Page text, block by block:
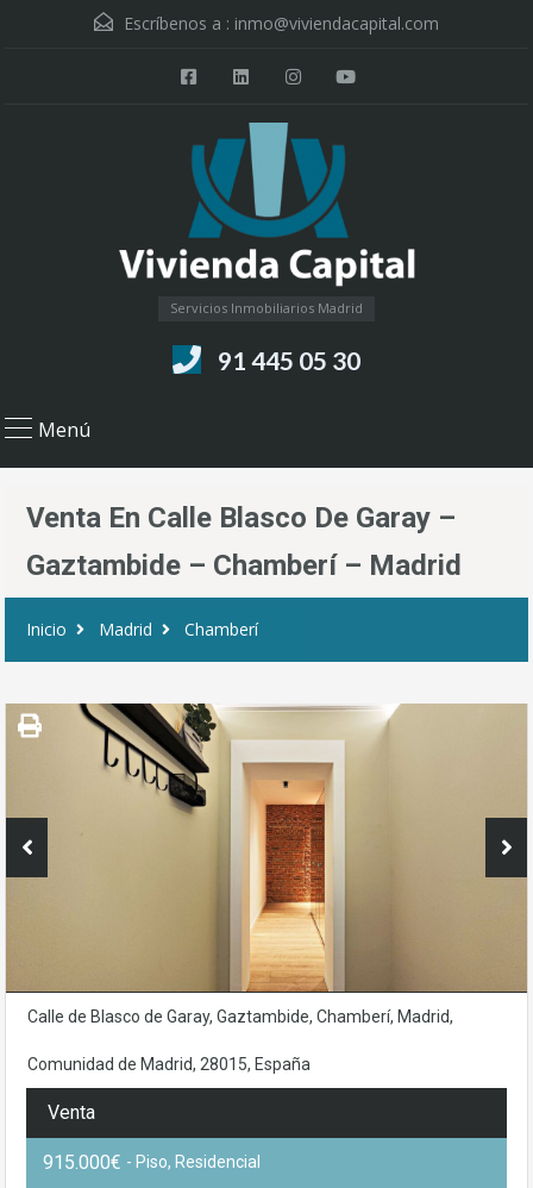
Escríbenos a : inmo@viviendacapital.com
Servicios Inmobiliarios Madrid
91 445 05 30
Menú
Venta En Calle Blasco De Garay –
Gaztambide – Chamberí – Madrid
Inicio Madrid Chamberí
Calle de Blasco de Garay, Gaztambide, Chamberí, Madrid,
Comunidad de Madrid, 28015, España
Venta
915.000€ - Piso, Residencial